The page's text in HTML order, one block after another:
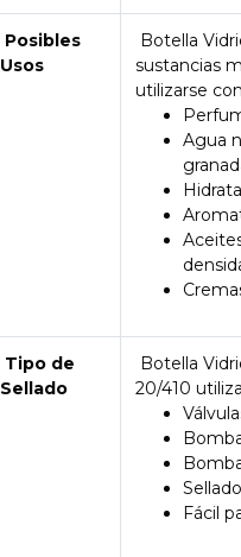
Posibles
Usos
Botella
sustancias
utilizarse
Agua
Tipo de
Sellado
Botella
20/410
Fácil